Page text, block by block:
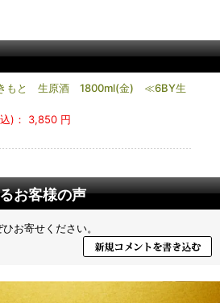
もと 生原酒 1800ml(金) ≪6BY生
)：
3,850 円
お客様の声
お寄せください。